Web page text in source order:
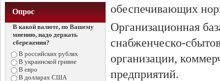
Опрос
В какой валюте, по Вашему
мнению, надо держать
сбережения?
В российских рублях
В украинской гривне
В евро
В долларах США
обеспечивающих
Организационная
снабженческо-
организации,
предприятий.